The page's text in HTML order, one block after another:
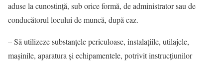
aduse la cunostinţă, sub orice formă, de administrator sau de
conducătorul locului de muncă, după caz.
– Să utilizeze substanţele periculoase, instalaţiile, utilajele,
maşinile, aparatura şi echipamentele, potrivit instrucţiunilor